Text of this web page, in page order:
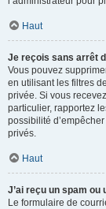
Haut
Je reçois sans arrêt
Vous pouvez
en utilisant les filtres
privée. Si vous
particulier, rapportez
possibilité
privés.
Haut
J’ai reçu un spam ou
Le formulaire de